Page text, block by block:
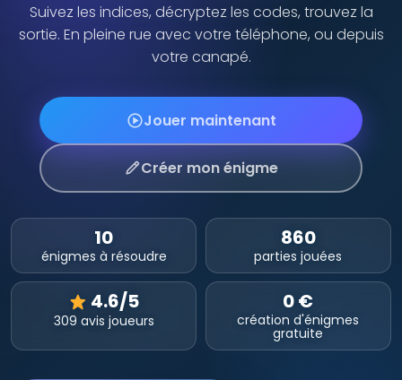
Suivez les indices, décryptez les codes, trouvez la
sortie. En pleine rue avec votre téléphone, ou depuis
votre canapé.
Jouer maintenant
Créer mon énigme
10
énigmes à résoudre
860
parties jouées
4.6/5
309 avis joueurs
0 €
création d'énigmes
gratuite